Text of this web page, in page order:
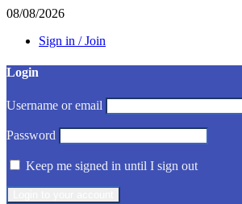
08/08/2026
Sign in / Join
Login
Username or email
Password
Keep me signed in until I sign out